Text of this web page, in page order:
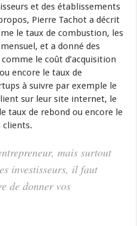
et des établissements
Pierre Tachot a décrit
le taux de combustion, les
et a donné des
le coût d’acquisition
encore le taux de
à suivre par exemple le
sur leur site internet, le
taux de rebond ou encore le
clients.
mais surtout
investisseurs, il faut
de donner vos